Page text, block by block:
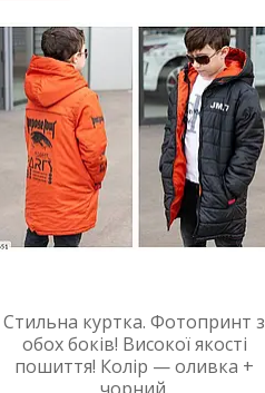
Стильна куртка. Фотопринт з
обох боків! Високої якості
пошиття! Колір — оливка +